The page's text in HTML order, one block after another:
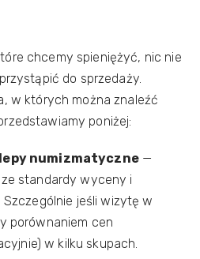
chcemy spieniężyć, nic nie
do sprzedaży.
w których można znaleźć
poniżej:
numizmatyczne—
standardy wyceny i
jeśli wizytę w
porównaniem cen
w kilku skupach.